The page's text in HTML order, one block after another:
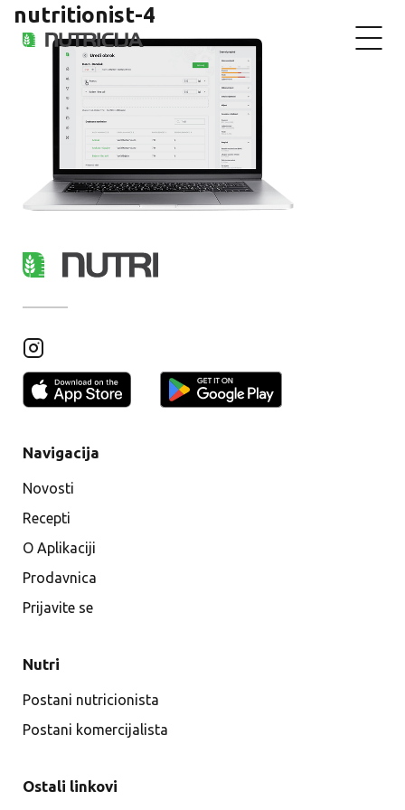
nutritionist-4
Navigacija
Novosti
Recepti
O Aplikaciji
Prodavnica
Prijavite se
Nutri
Postani nutricionista
Postani komercijalista
Ostali linkovi